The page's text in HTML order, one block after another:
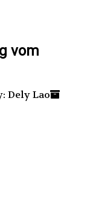
vom
Dely Lao